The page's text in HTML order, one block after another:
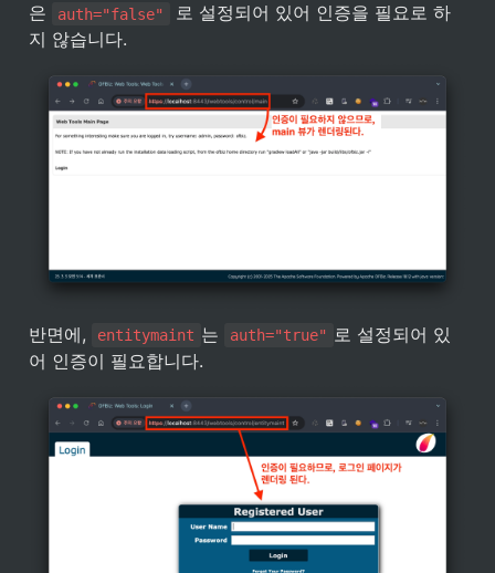
은 auth="false"
로 설정되어 있어 인증을 필요로 하
지 않습니다.
반면에, entitymaint 는 auth="true"
로 설정되어 있
어 인증이 필요합니다.